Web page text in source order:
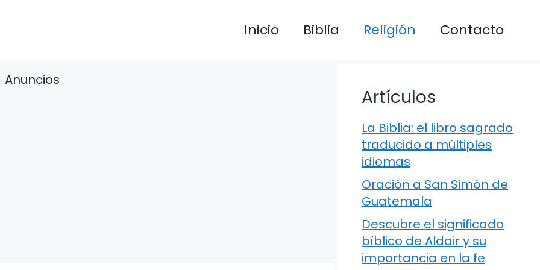
Inicio Biblia Religión Contacto
Anuncios
Artículos
La Biblia: el libro sagrado
traducido a múltiples
idiomas
Oración a San Simón de
Guatemala
Descubre el significado
bíblico de Aldair y su
importancia en la fe